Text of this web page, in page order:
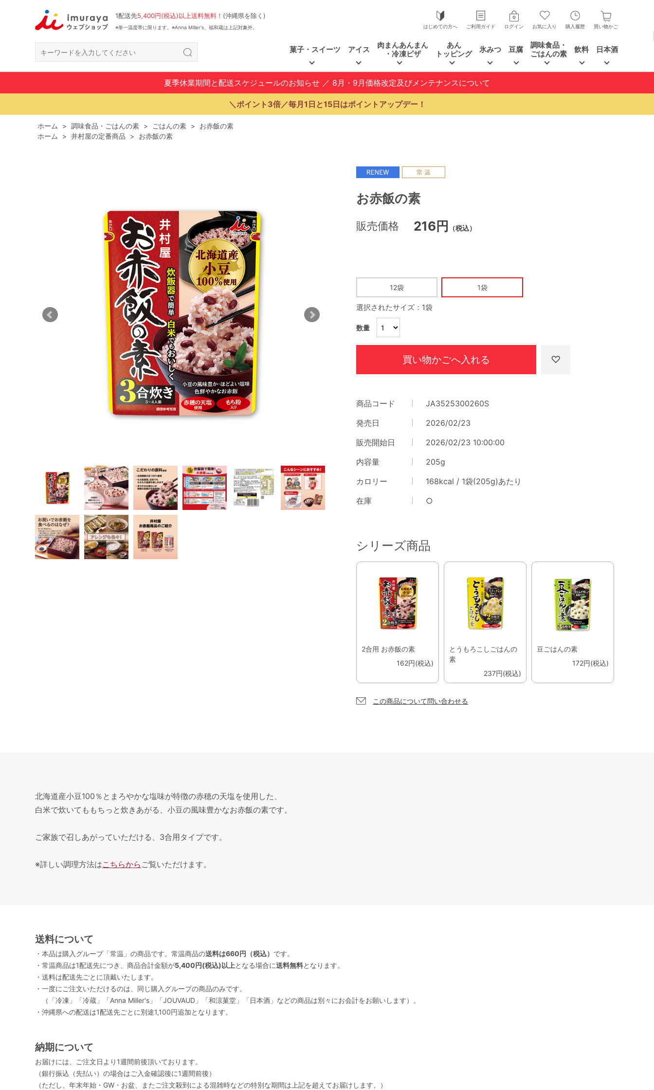
1配送先5,400円(税込)以上送料無料！ (沖縄県を除く)
※単一温度帯に限ります。※Anna Miller's、福和蔵は上記対象外。 はじめての方へ ご利用ガイド ログイン お気に入り 購入履歴 買い物かご
菓子・スイーツ アイス
肉まんあんまん
・冷凍ピザ
あん
トッピング
氷みつ 豆腐
調味食品・
ごはんの素
飲料 日本酒
夏季休業期間と配送スケジュールのお知らせ ／ 8月・9月価格改定及びメンテナンスについて
＼ポイント3倍／毎月1日と15日はポイントアップデー！
ホーム > 調味食品・ごはんの素 > ごはんの素 >
お赤飯の素
ホーム
> 井村屋の定番商品 > お赤飯の素
お赤飯の素
販売価格 216円 （税込）
数量
商品コード
JA3525300260S
発売日
2026/02/23
販売開始日
2026/02/23 10:00:00
内容量
205g
カロリー
168kcal / 1袋(205g)あたり
在庫
○
12袋 1袋
選択されたサイズ：1袋
買い物かごへ入れる
シリーズ商品
2合用 お赤飯の素
162円(税込)
とうもろこしごはんの
素
237円(税込)
豆ごはんの素
172円(税込)
この商品について問い合わせる
北海道産小豆100％とまろやかな塩味が特徴の赤穂の天塩を使用した、
白米で炊いてももちっと炊きあがる、小豆の風味豊かなお赤飯の素です。
ご家族で召しあがっていただける、3合用タイプです。
※詳しい調理方法はこちらから ご覧いただけます。
送料について
・本品は購入グループ「常温」の商品です。常温商品の送料は660円（税込） です。
・常温商品は1配送先につき、商品合計金額が5,400円(税込)以上となる場合に送料無料となります。
・送料は配送先ごとに頂戴いたします。
・一度にご注文いただけるのは、同じ購入グループの商品のみです。
（「冷凍」「冷蔵」「Anna Miller's」「JOUVAUD」「和涼菓堂」「日本酒」などの商品は別々にお会計をお願いします）。
・沖縄県への配送は1配送先ごとに別途1,100円追加となります。
納期について
お届けには、ご注文日より1週間前後頂いております。
（銀行振込（先払い）の場合はご入金確認後に1週間前後）
（ただし、年末年始・GW・お盆、またご注文殺到による混雑時などの特別な期間は上記を超えてお届けします。）